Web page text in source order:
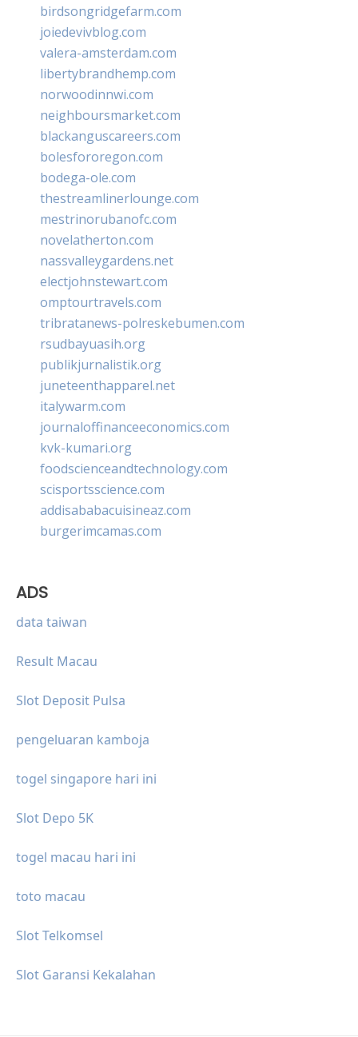
birdsongridgefarm.com
joiedevivblog.com
valera-amsterdam.com
libertybrandhemp.com
norwoodinnwi.com
neighboursmarket.com
blackanguscareers.com
bolesfororegon.com
bodega-ole.com
thestreamlinerlounge.com
mestrinorubanofc.com
novelatherton.com
nassvalleygardens.net
electjohnstewart.com
omptourtravels.com
tribratanews-polreskebumen.com
rsudbayuasih.org
publikjurnalistik.org
juneteenthapparel.net
italywarm.com
journaloffinanceeconomics.com
kvk-kumari.org
foodscienceandtechnology.com
scisportsscience.com
addisababacuisineaz.com
burgerimcamas.com
ADS
data taiwan
Result Macau
Slot Deposit Pulsa
pengeluaran kamboja
togel singapore hari ini
Slot Depo 5K
togel macau hari ini
toto macau
Slot Telkomsel
Slot Garansi Kekalahan